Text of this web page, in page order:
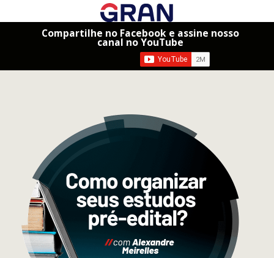
Compartilhe no Facebook e assine nosso
canal no YouTube